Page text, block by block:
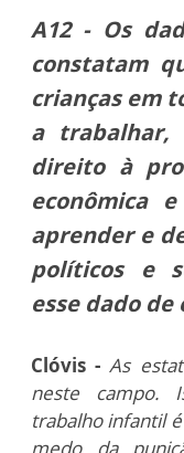
A12 - Os
constatam
crianças em
a trabalhar,
direito à
econômica
aprender e
políticos e
esse dado de
Clóvis - As
neste campo.
trabalho infantil
medo da